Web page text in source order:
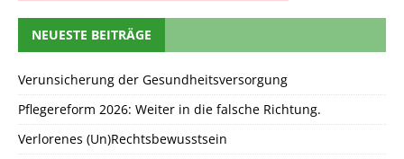
NEUESTE BEITRÄGE
Verunsicherung der Gesundheitsversorgung
Pflegereform 2026: Weiter in die falsche Richtung.
Verlorenes (Un)Rechtsbewusstsein